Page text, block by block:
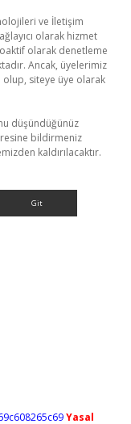
ve İletişim
olarak hizmet
olarak denetleme
Ancak, üyelerimiz
olup, siteye üye olarak
düşündüğünüz
bildirmeniz
kaldırılacaktır.
Yasal